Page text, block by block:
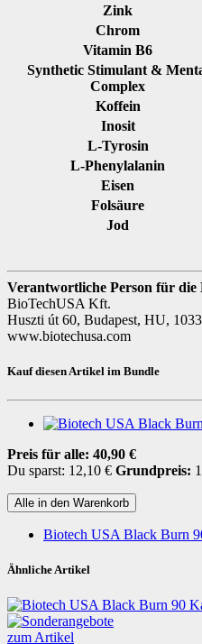
Zink
Chrom
Vitamin B6
Synthetic Stimulant &
Complex
Koffein
Inosit
L-Tyrosin
L-Phenylalanin
Eisen
Folsäure
Jod
Verantwortliche Person für die
BioTechUSA Kft.
Huszti út 60, Budapest, HU, 1033
www.biotechusa.com
Kauf diesen Artikel im Bundle
Preis für alle: 40,90 €
Du sparst: 12,10 € Grundpreis:
Alle in den Warenkorb
Biotech USA Black Burn
Ähnliche Artikel
zum Artikel